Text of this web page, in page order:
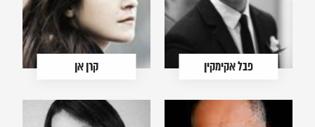
פבל אקימקין קרן אן